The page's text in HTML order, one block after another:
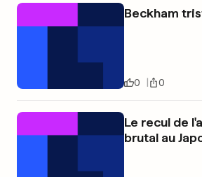
Beckham
0 0
Le recul de
brutal au